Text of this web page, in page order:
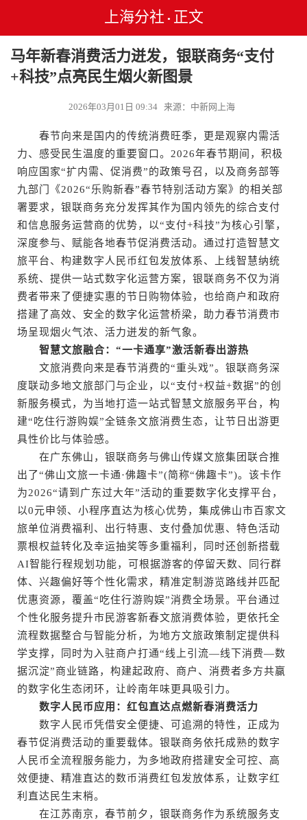
上海分社 • 正文
马年新春消费活力迸发，银联商务“支付
+科技”点亮民生烟火新图景
2026年03月01日 09:34 来源：中新网上海
春节向来是国内的传统消费旺季，更是观察内需活
力、感受民生温度的重要窗口。2026年春节期间，积极
响应国家“扩内需、促消费”的政策号召，以及商务部等
九部门《2026“乐购新春”春节特别活动方案》的相关部
署要求，银联商务充分发挥其作为国内领先的综合支付
和信息服务运营商的优势，以“支付+科技”为核心引擎，
深度参与、赋能各地春节促消费活动。通过打造智慧文
旅平台、构建数字人民币红包发放体系、上线智慧纳统
系统、提供一站式数字化运营方案，银联商务不仅为消
费者带来了便捷实惠的节日购物体验，也给商户和政府
搭建了高效、安全的数字化运营桥梁，助力春节消费市
场呈现烟火气浓、活力迸发的新气象。
智慧文旅融合：“一卡通享”激活新春出游热
文旅消费向来是春节消费的“重头戏”。银联商务深
度联动多地文旅部门与企业，以“支付+权益+数据”的创
新服务模式，为当地打造一站式智慧文旅服务平台，构
建“吃住行游购娱”全链条文旅消费生态，让节日出游更
具性价比与体验感。
在广东佛山，银联商务与佛山传媒文旅集团联合推
出了“佛山文旅一卡通·佛趣卡”(简称“佛趣卡”)。该卡作
为2026“请到广东过大年”活动的重要数字化支撑平台，
以0元申领、小程序直达为核心优势，集成佛山市百家文
旅单位消费福利、出行特惠、支付叠加优惠、特色活动
票根权益转化及幸运抽奖等多重福利，同时还创新搭载
AI智能行程规划功能，可根据游客的停留天数、同行群
体、兴趣偏好等个性化需求，精准定制游览路线并匹配
优惠资源，覆盖“吃住行游购娱”消费全场景。平台通过
个性化服务提升市民游客新春文旅消费体验，更依托全
流程数据整合与智能分析，为地方文旅政策制定提供科
学支撑，同时为入驻商户打通“线上引流—线下消费—数
据沉淀”商业链路，构建起政府、商户、消费者多方共赢
的数字化生态闭环，让岭南年味更具吸引力。
数字人民币应用：红包直达点燃新春消费活力
数字人民币凭借安全便捷、可追溯的特性，正成为
春节促消费活动的重要载体。银联商务依托成熟的数字
人民币全流程服务能力，为多地政府搭建安全可控、高
效便捷、精准直达的数币消费红包发放体系，让数字红
利直达民生末梢。
在江苏南京，春节前夕，银联商务作为系统服务支